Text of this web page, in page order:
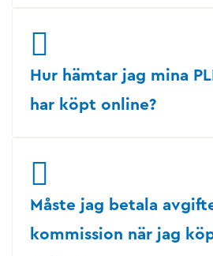
Hur hämtar jag mina
har köpt online?
Måste jag betala
kommission när jag